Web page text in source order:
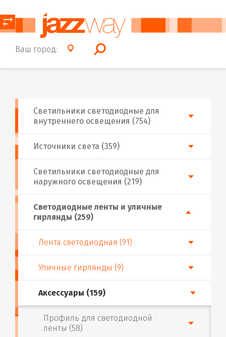
Ваш город:
⥂
Источники света (359)
Светодиодные ленты и уличные
гирлянды (259)
Лента светодиодная (91)
Уличные гирлянды (9)
Аксессуары (159)
Профиль для светодиодной
ленты (58)
Светильники светодиодные для
внутреннего освещения (754)
Светильники светодиодные для
наружного освещения (219)